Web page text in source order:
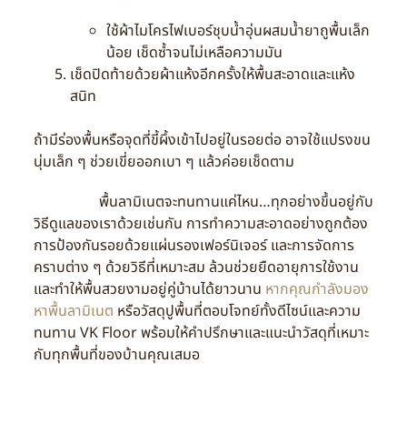
ใช้ผ้าไมโครไฟเบอร์ชุบน้ำอุ่นผสมน้ำยาถูพื้นเล็ก
น้อย เช็ดซ้ำจนไม่เหลือความมัน
เช็ดปิดท้ายด้วยผ้าแห้งอีกครั้งให้พื้นสะอาดและแห้ง
สนิท
ถ้ามีร่องพื้นหรือจุดที่ขี้ผึ้งเข้าไปอยู่ในรอยต่อ อาจใช้แปรงขน
นุ่มเล็ก ๆ ช่วยเขี่ยออกเบา ๆ แล้วค่อยเช็ดตาม
พื้นลามิเนตจะทนทานแค่ไหน…ทุกอย่างขึ้นอยู่กับ
วิธีดูแลของเราด้วยเช่นกัน การทำความสะอาดอย่างถูกต้อง
การป้องกันรอยด้วยแผ่นรองเฟอร์นิเจอร์ และการจัดการ
คราบต่าง ๆ ด้วยวิธีที่เหมาะสม ล้วนช่วยยืดอายุการใช้งาน
และทำให้พื้นสวยงามอยู่คู่บ้านได้ยาวนาน หากคุณกำลังมอง
หาพื้นลามิเนต หรือวัสดุปูพื้นที่ตอบโจทย์ทั้งดีไซน์และความ
ทนทาน VK Floor พร้อมให้คำปรึกษาและแนะนำวัสดุที่เหมาะ
กับทุกพื้นที่ของบ้านคุณเสมอ